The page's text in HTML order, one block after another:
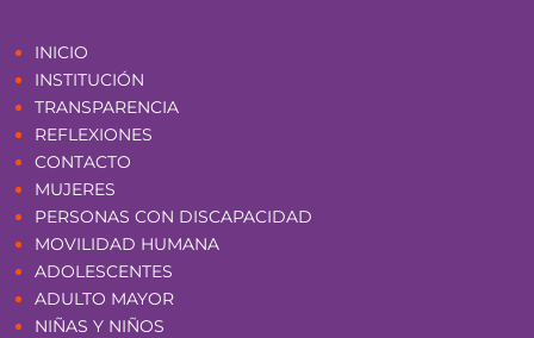
INICIO
INSTITUCIÓN
TRANSPARENCIA
REFLEXIONES
CONTACTO
MUJERES
PERSONAS CON DISCAPACIDAD
MOVILIDAD HUMANA
ADOLESCENTES
ADULTO MAYOR
NIÑAS Y NIÑOS